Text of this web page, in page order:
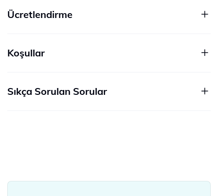
Ücretlendirme
Koşullar
Sıkça Sorulan Sorular